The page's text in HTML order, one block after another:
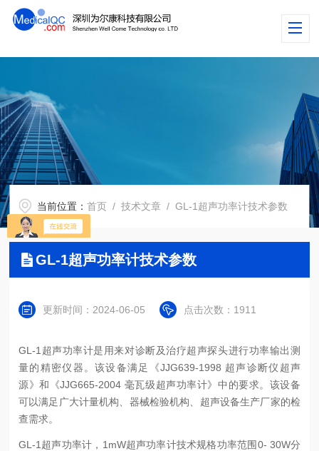
当前位置：首页 /技术文章 / GL-1超声功率计技术参数
GL-1超声功率计技术参数
更新时间：2024-06-05 点击次数：1911
GL-1 超声功率计是用来对诊断及治疗超声探头进行功率输出测
量的精密仪器。该设备满足《JJG639-1998 超声诊断仪超声
源》和《JJG665-2004 毫瓦级超声功率计》中的要求。该设备
可以满足广大计量机构、器械检验机构、超声设备生产厂家的检
查需求。
GL-1 超声功率计， 1mW超声功率计技术规格功率范围0- 30W分